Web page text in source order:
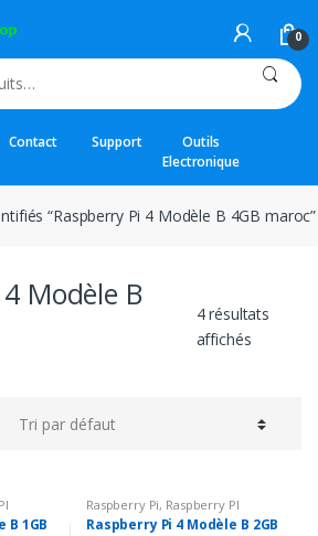
0
Contact Support
Outils
Electronique
“Raspberry Pi 4 Modèle B 4GB maroc”
Modèle B
4 résultats
affichés
B 1GB
Raspberry Pi, Raspberry PI
Raspberry Pi 4 Modèle B 2GB